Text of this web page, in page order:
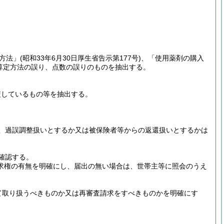
法」 (昭和33年6月30日厚生省告示第177号) 、「使用薬剤の購入
方法の誤り、点数の誤りのものを抽出する。
ているもの等を抽出する。
誤調整扱いとするか又は被保険者等からの返還扱いとするかは
する。
の有無を明確にし、届出の無い場合は、世帯主等に照会のうえ
り扱うべきものか又は再審査請求をすべきものかを明確にす